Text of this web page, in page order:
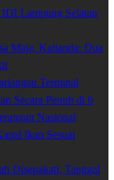
Lampung Selatan
Maja, Kalianda: Dua
Terminal
Secara Penuh di 6
Nasional
Ikan Sesuai
Disepakati, Tanggal